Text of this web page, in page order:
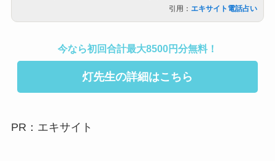
引用： エキサイト電話占い
今なら初回合計最大8500円分無料！
灯先生の詳細はこちら
PR：エキサイト